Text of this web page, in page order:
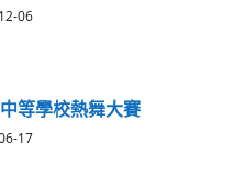
06
等學校熱舞大賽
17